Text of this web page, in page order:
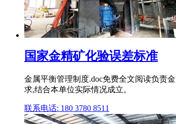
国家金精矿化验误差标准
金属平衡管理制度.doc免费全文阅读负责
求,结合本单位实际情况成立。
联系电话: 180 3780 8511